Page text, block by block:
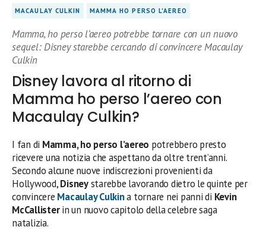
MACAULAY CULKIN MAMMA HO PERSO L'AEREO
Mamma, ho perso l’aereo potrebbe tornare con un nuovo
sequel: Disney starebbe cercando di convincere Macaulay
Culkin
Disney lavora al ritorno di
Mamma ho perso l’aereo con
Macaulay Culkin?
I fan di Mamma, ho perso l’aereo potrebbero presto
ricevere una notizia che aspettano da oltre trent’anni.
Secondo alcune nuove indiscrezioni provenienti da
Hollywood,Disneystarebbe lavorando dietro le quinte per
convincere Macaulay Culkina tornare nei panni di Kevin
McCallisterin un nuovo capitolo della celebre saga
natalizia.